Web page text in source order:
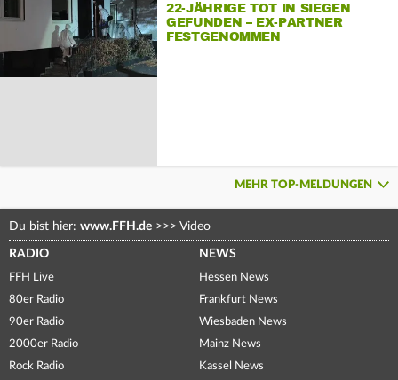
22-JÄHRIGE TOT IN SIEGEN
GEFUNDEN – EX-PARTNER
FESTGENOMMEN
MEHR TOP-MELDUNGEN
Du bist hier: www.FFH.de >>> Video
RADIO
FFH Live
80er Radio
90er Radio
2000er Radio
Rock Radio
NEWS
Hessen News
Frankfurt News
Wiesbaden News
Mainz News
Kassel News